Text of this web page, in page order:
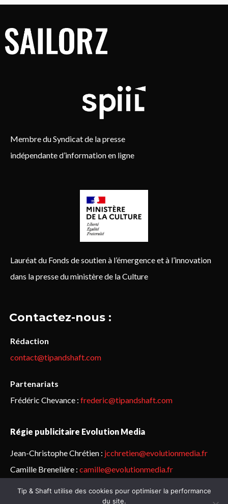
Membre du Syndicat de la presse
indépendante d’information en ligne
Lauréat du Fonds de soutien à l’émergence et à l’innovation
dans la presse du ministère de la Culture
Contactez-nous :
Rédaction
contact@tipandshaft.com
Partenariats
Frédéric Chevance : frederic@tipandshaft.com
Régie publicitaire Evolution Media
Jean-Christophe Chrétien : jcchretien@evolutionmedia.fr
Camille Brenelière : camille@evolutionmedia.fr
© Sailorz 2015-2025. Tous droits réservés.Mentions légales &
Tip & Shaft utilise des cookies pour optimiser la performance
du site.